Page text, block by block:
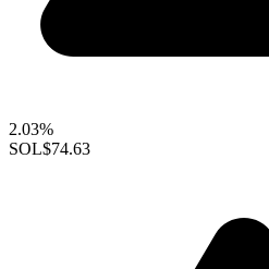
2.03%
SOL$74.63